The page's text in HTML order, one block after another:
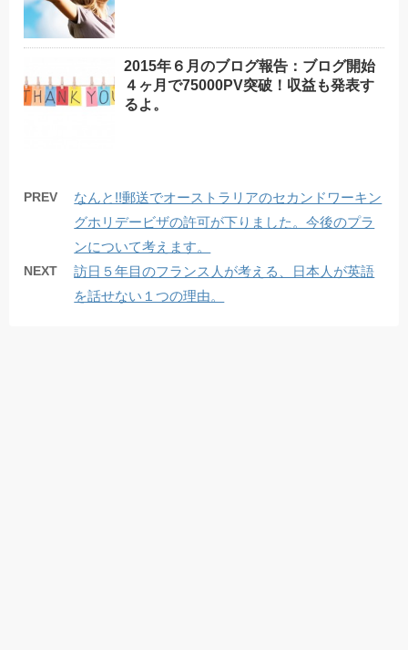
2015年６月のブログ報告：ブログ開始
４ヶ月で75000PV突破！収益も発表す
るよ。
PREV
なんと!!郵送でオーストラリアのセカンドワーキン
グホリデービザの許可が下りました。今後のプラ
ンについて考えます。
NEXT
訪日５年目のフランス人が考える、日本人が英語
を話せない１つの理由。